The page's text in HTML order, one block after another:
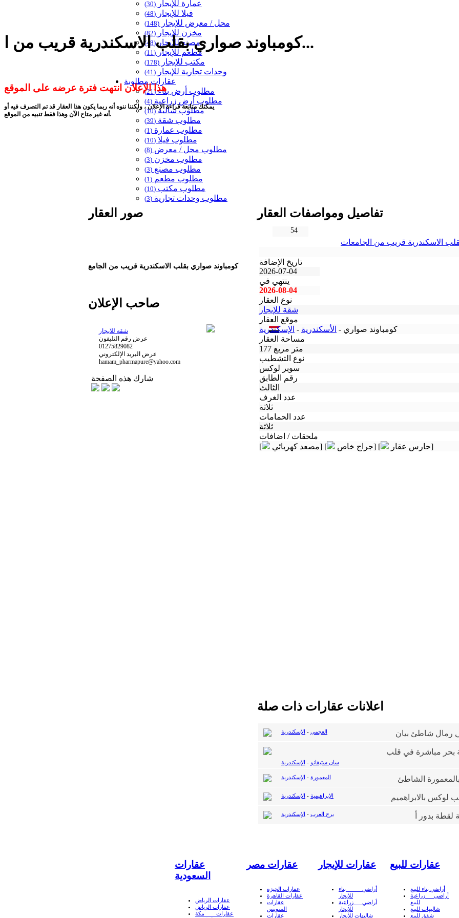
عمارة للإيجار (30)
فيلا للإيجار (48)
محل / معرض للإيجار (148)
مخزن للإيجار (82)
مصنع للإيجار(48)
مطعم للإيجار (11)
مكتب للإيجار (178)
وحدات تجارية للإيجار (41)
عقارات مطلوبة
مطلوب أرض بناء(21)
مطلوب أرض زراعية (4)
مطلوب شاليه(10)
مطلوب شقة (39)
مطلوب عمارة (1)
مطلوب فيلا (10)
مطلوب محل / معرض (8)
مطلوب مخزن (3)
مطلوب مصنع (3)
مطلوب مطعم (1)
مطلوب مكتب (10)
مطلوب وحدات تجارية (3)
كومباوند صواري بقلب الاسكندرية قريب من ا...
هذا الإعلان انتهت فترة عرضه على الموقع
يمكنك متابعة قراءة الإعلان ، ولكننا ننوه أنه ربما يكون هذا العقار قد تم التصرف فيه أو
أنه غير متاح الآن وهذا فقط تنبيه من الموقع.
تفاصيل ومواصفات العقار
54
الاسكندرية قريب من الجامعات
تاريخ الإضافة
2026-07-04
ينتهي في
2026-08-04
نوع العقار
شقة للإيجار
موقع العقار
كومباوند صواري - الأسكندرية - الإسكندرية
مساحة العقار
177 متر مربع
نوع التشطيب
سوبر لوكس
رقم الطابق
الثالث
عدد الغرف
ثلاثة
عدد الحمامات
ثلاثة
ملحقات / اضافات
[
مصعد كهربائي] [ جراج خاص] [ حارس عقار]
صور العقار
كومباوند صواري بقلب الاسكندرية قريب من الجامع
صاحب الإعلان
شقة للايجار
عرض رقم التليفون
01275829082
عرض البريد الإلكتروني
hamam_pharmapure@yahoo.com
شارك هذه الصفحة
اعلانات عقارات ذات صلة
العجمى - الإسكندرية
سان ستيفانو - الإسكندرية
المعمورة - الإسكندرية
الإبراهيمية - الإسكندرية
برج العرب - الإسكندرية
عقارات للبيع
أراضي بناء للبيع
أراضي زراعية
للبيع
شاليهات للبيع
شقق للبيع
عقارات للإيجار
أراضي بناء
للإيجار
أراضي زراعية
للإيجار
شاليهات للإيجار
عقارات مصر
عقارات الجيزة
عقارات القاهرة
عقارات
السويس
عقارات
عقارات
السعودية
عقارات الرياض
عقارات الرياض
عقارات مكة